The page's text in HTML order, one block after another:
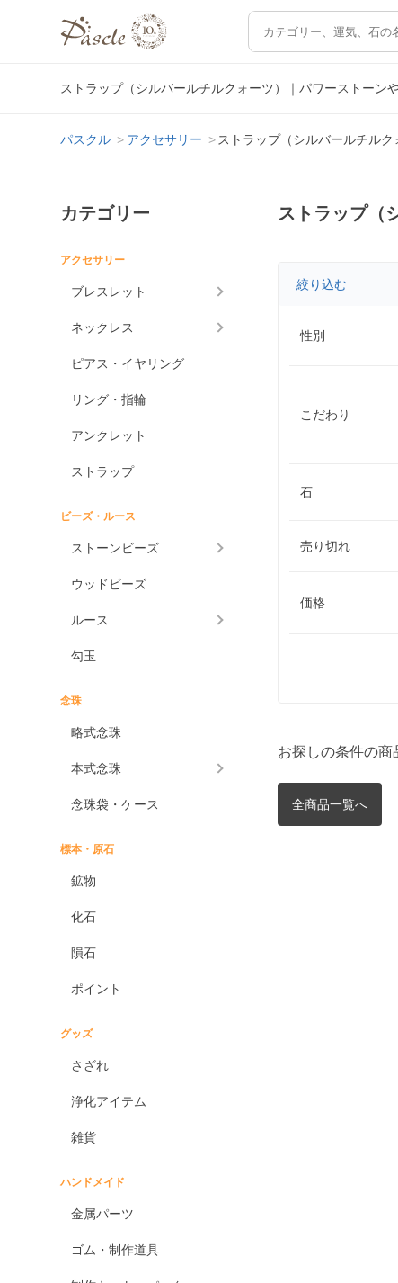
ストラップ（シルバールチルクォーツ）｜パワーストーン
パスクル アクセサリー ストラップ（シルバールチルク
カテゴリー
アクセサリー
ブレスレット
ネックレス
ピアス・イヤリング
リング・指輪
アンクレット
ストラップ
ビーズ・ルース
ストーンビーズ
ウッドビーズ
ルース
勾玉
念珠
略式念珠
本式念珠
念珠袋・ケース
標本・原石
鉱物
化石
隕石
ポイント
グッズ
さざれ
浄化アイテム
雑貨
ハンドメイド
金属パーツ
ゴム・制作道具
ストラップ（
絞り込む
性別
こだわり
石
売り切れ
価格
お探しの条件の商
全商品一覧へ